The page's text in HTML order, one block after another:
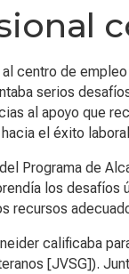
centro de
serios
al apoyo que
el éxito
Programa de
los desafíos
recursos
calificaba
[JVSG]).